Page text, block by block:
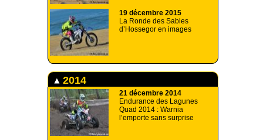
19 décembre 2015
La Ronde des Sables
d’Hossegor en images
2014
21 décembre 2014
Endurance des Lagunes
Quad 2014 : Warnia
l’emporte sans surprise